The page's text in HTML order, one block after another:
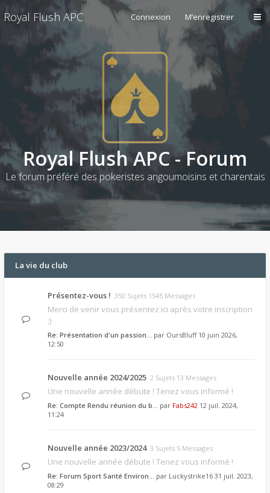
Royal Flush APC Connexion M’enregistrer
Royal Flush APC - Forum
Le forum préféré des pokeristes angoumoisins et charentais
La vie du club
Présentez-vous ! 350 Sujets 1545 Messages
Merci de venir vous présentez ici après votre inscription
;)
Re: Présentation d'un passion… par OursBluff 10 juin 2026,
12:50
Nouvelle année 2024/2025 2 Sujets 13 Messages
Une nouvelle année débute ! Tenez vous informé !
Re: Compte Rendu réunion du b… par Fabs242 12 juil. 2024,
11:24
Nouvelle année 2023/2024 3 Sujets 5 Messages
Une nouvelle année débute ! Tenez vous informé !
Re: Forum Sport Santé Environ… par Luckystrike16 31 juil. 2023,
08:29